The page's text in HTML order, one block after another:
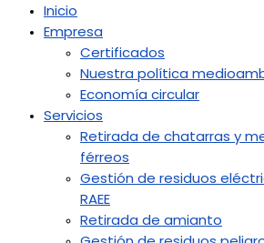
Inicio
Empresa
Certificados
Nuestra política
Economía circular
Servicios
Retirada de chatarras y
férreos
Gestión de residuos
RAEE
Retirada de amianto